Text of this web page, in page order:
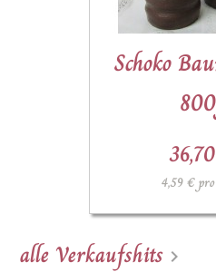
Schoko
4,59 €
alle Verkaufshits 